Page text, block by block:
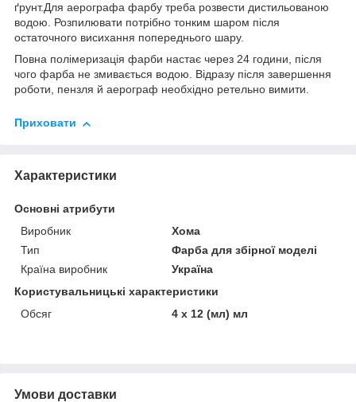
ґрунт.Для аерографа фарбу треба розвести дистильованою
водою. Розпилювати потрібно тонким шаром після
остаточного висихання попереднього шару.
Повна полімеризація фарби настає через 24 години, після
чого фарба не змивається водою. Відразу після завершення
роботи, пензля й аерограф необхідно ретельно вимити.
Приховати
Характеристики
Основні атрибути
Виробник
Хома
Тип
Фарба для збірної моделі
Країна виробник
Україна
Користувальницькі характеристики
Обсяг
4 x 12 (мл) мл
Умови доставки